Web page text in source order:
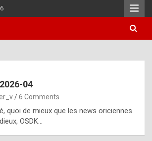
i
u
04
6 Comments
quoi de mieux que les news oriciennes.
OSDK…